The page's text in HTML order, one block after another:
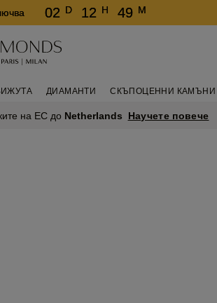
02 D 12 H 49 M
ДИАМАНТИ СКЪПОЦЕННИ КАМЪНИ
на ЕС до Netherlands Научете повече